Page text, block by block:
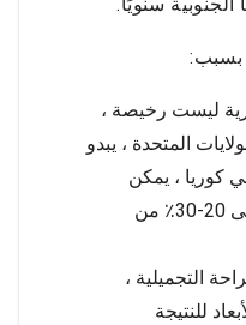
بسبب:
ليست رخيصة ،
المتحدة ، يبدو
كوريا ، يمكن
للأمريكيين توفير ما يصل إلى 20-30٪ من
التجميلية ،
للنتيجة